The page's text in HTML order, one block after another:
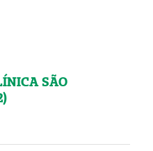
SÃO